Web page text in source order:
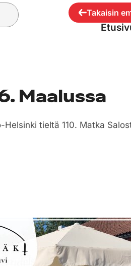
Takaisin
Maalussa
Helsinki tieltä 110. Matka